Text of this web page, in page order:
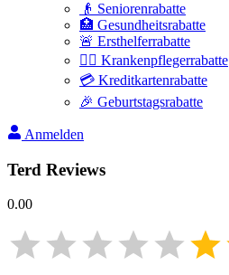
👴 Seniorenrabatte
🏥 Gesundheitsrabatte
🚨 Ersthelferrabatte
👩‍⚕️ Krankenpflegerrabatte
💳 Kreditkartenrabatte
🎉 Geburtstagsrabatte
Anmelden
Terd Reviews
0.00